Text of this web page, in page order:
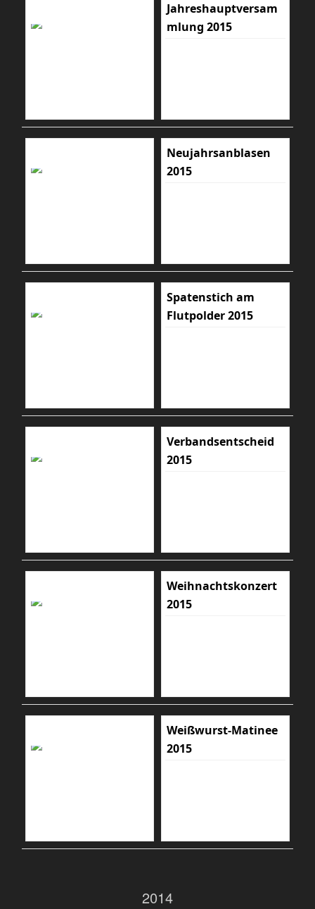
Jahreshauptversam
mlung 2015
Neujahrsanblasen
2015
Spatenstich am
Flutpolder 2015
Verbandsentscheid
2015
Weihnachtskonzert
2015
Weißwurst-Matinee
2015
2014